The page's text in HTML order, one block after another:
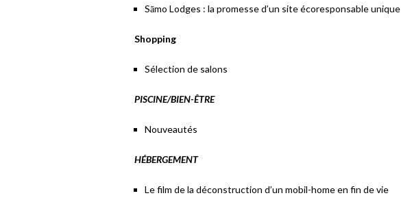
Sāmo Lodges : la promesse d’un site écoresponsable unique
Shopping
Sélection de salons
PISCINE/BIEN-ÊTRE
Nouveautés
HÉBERGEMENT
Le film de la déconstruction d’un mobil-home en fin de vie